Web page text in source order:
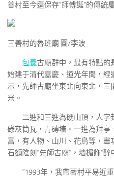
善村至今還保存“師傅誕”的傳統
三善村的魯班廟 圖/李波
包養古廟群中，最有特點的
始建于清代嘉慶、道光年間，
示，先師古廟坐東北向東北，三
米。
二進和三進為硬山頂，人字
碌灰筒瓦，青磚墻。一進為拜亭
富，有人物、山川、花鳥等，畫
石額陰刻“先師古廟”，墻楣飾“醉
“1993年，我帶著村平易近重